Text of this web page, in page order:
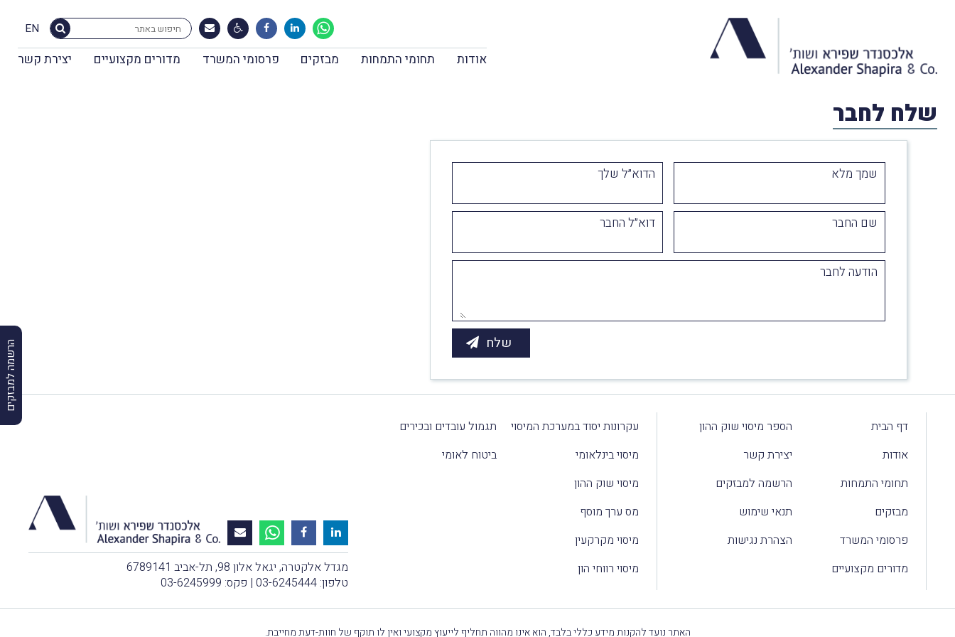
EN
אודות תחומי התמחות מבזקים פרסומי המשרד מדורים מקצועיים יצירת קשר
הרשמה למבזקים
שלח לחבר
שמך מלא הדוא״ל שלך
שם החבר דוא״ל החבר
הודעה לחבר
דף הבית
אודות
תחומי התמחות
מבזקים
פרסומי המשרד
מדורים מקצועיים
הספר מיסוי שוק ההון
יצירת קשר
הרשמה למבזקים
תנאי שימוש
הצהרת נגישות
עקרונות יסוד במערכת המיסוי
מיסוי בינלאומי
מיסוי שוק ההון
מס ערך מוסף
מיסוי מקרקעין
מיסוי רווחי הון
תגמול עובדים ובכירים
ביטוח לאומי
מגדל אלקטרה, יגאל אלון 98, תל-אביב 6789141
טלפון: 03-6245444 | פקס: 03-6245999
האתר נועד להקנות מידע כללי בלבד, הוא אינו מהווה תחליף לייעוץ מקצועי ואין לו תוקף של חוות-דעת מחייבת.